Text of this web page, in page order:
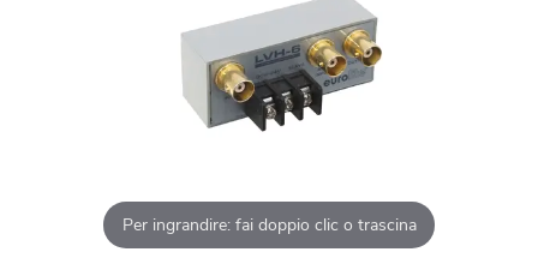
Per ingrandire: fai doppio clic o trascina